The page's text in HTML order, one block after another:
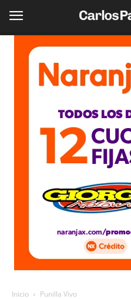
Inicio Punilla Vivo